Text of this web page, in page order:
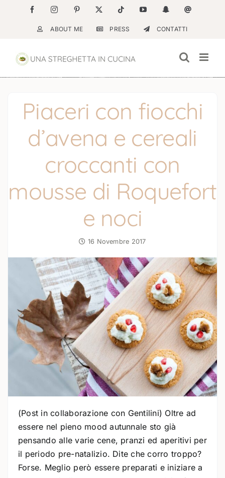
contenuto
FacebookInstagramPinterest Tiktok YouTubeSnapchatEmail
ABOUT ME PRESS CONTATTI
Piaceri con fiocchi
d’avena e cereali
croccanti con
mousse di Roquefort
e noci
16 Novembre 2017
(Post in collaborazione con Gentilini) Oltre ad
essere nel pieno mood autunnale sto già
pensando alle varie cene, pranzi ed aperitivi per
il periodo pre-natalizio. Dite che corro troppo?
Forse. Meglio però essere preparati e iniziare a